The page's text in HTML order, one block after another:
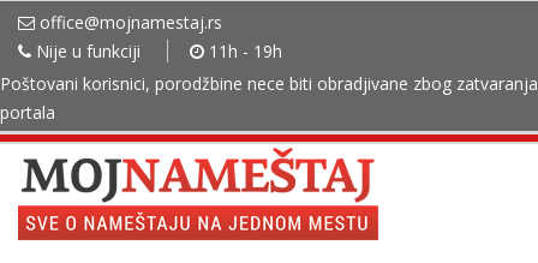
office@mojnamestaj.rs
Nije u funkciji
11h - 19h
Poštovani korisnici, porodžbine nece biti obradjivane zbog zatvaranja
portala